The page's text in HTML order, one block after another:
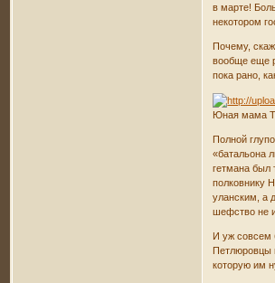
в марте!
некотором
Почему,
вообще еще
пока рано,
Юная мама
Полной
«батальона
гетмана был
полковнику
уланским, а
шефство не
И уж совсем
Петлюровцы
которую им